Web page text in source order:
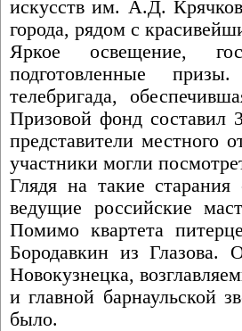
искусств им. А.Д.
города, рядом с
Яркое освещение,
подготовленные
телебригада,
Призовой фонд составил
представители местного
участники могли
Глядя на такие старания
ведущие российские
Помимо квартета
Бородавкин из Глазова.
Новокузнецка,
и главной барнаульской
было.